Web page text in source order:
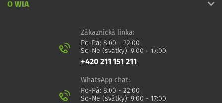
O WIA
Zákaznická linka:
Po-Pá: 8:00 - 22:00
So-Ne (svátky): 9:00 - 17:00
+420 211 151 211
WhatsApp chat:
Po-Pá: 8:00 - 22:00
So-Ne (svátky): 9:00 - 17:00